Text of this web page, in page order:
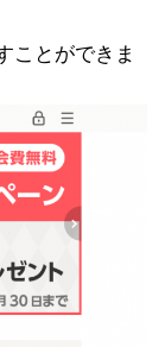
ことができま